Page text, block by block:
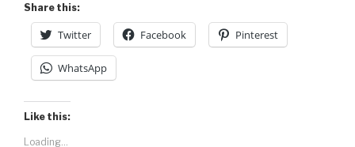
Share this:
Twitter Facebook Pinterest
WhatsApp
Like this:
Loading...